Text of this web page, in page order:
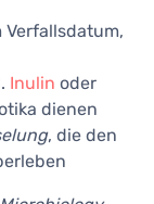
Inulin oder
dienen
, die den